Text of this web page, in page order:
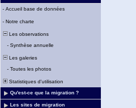
- Accueil base de données
- Notre charte
Les observations
- Synthèse annuelle
Les galeries
- Toutes les photos
Statistiques d'utilisation
Qu'est-ce que la migration ?
Les sites de migration